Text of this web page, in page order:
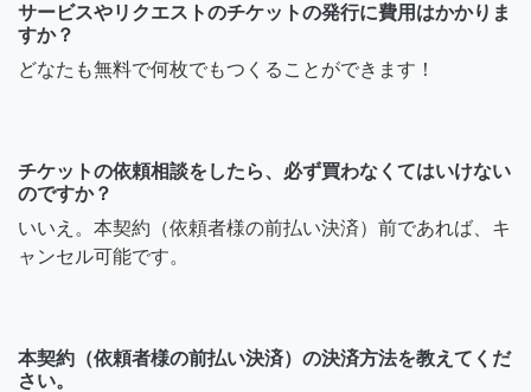
サービスやリクエストのチケットの発行に費用はかかりま
すか？
どなたも無料で何枚でもつくることができます！
チケットの依頼相談をしたら、必ず買わなくてはいけない
のですか？
いいえ。本契約（依頼者様の前払い決済）前であれば、キ
ャンセル可能です。
本契約（依頼者様の前払い決済）の決済方法を教えてくだ
さい。